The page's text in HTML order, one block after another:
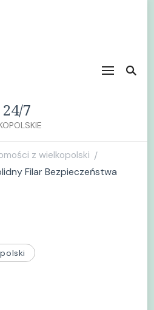
7
z wielkopolski /
Filar Bezpieczeństwa